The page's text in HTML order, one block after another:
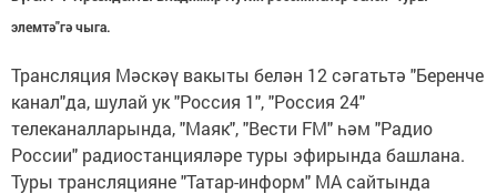
элемтә"гә чыга.
Трансляция Мәскәү вакыты белән 12 сәгатьтә "Беренче
канал"да, шулай ук "Россия 1", "Россия 24"
телеканалларында, "Маяк", "Вести FM" һәм "Радио
России" радиостанцияләре туры эфирында башлана.
Туры трансляцияне "Татар-информ" МА сайтында